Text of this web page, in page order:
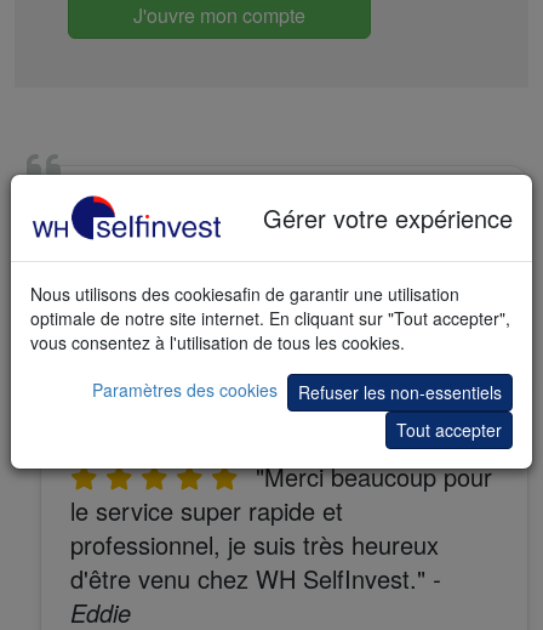
J'ouvre mon compte
"Merci beaucoup pour
votre explication détaillée. Je suis
toujours impressionné par la qualité du
support de WH SelfInvest."- Barbara
Ouvrez aussi un compte
"Merci beaucoup pour
le service super rapide et
professionnel, je suis très heureux
d'être venu chez WH SelfInvest." -
Eddie
Gérer votre expérience
Nous utilisons des cookiesafin de garantir une utilisation
optimale de notre site internet. En cliquant sur "Tout accepter",
vous consentez à l'utilisation de tous les cookies.
Paramètres des cookies
Refuser les non-essentiels
Tout accepter